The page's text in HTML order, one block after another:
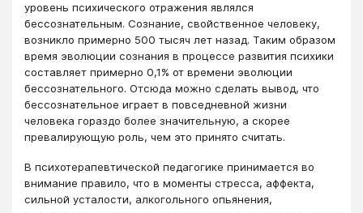
уровень психического отражения являлся
бессознательным. Сознание, свойственное человеку,
возникло примерно 500 тысяч лет назад. Таким образом
время эволюции сознания в процессе развития психики
составляет примерно 0,1% от времени эволюции
бессознательного. Отсюда можно сделать вывод, что
бессознательное играет в повседневной жизни
человека гораздо более значительную, а скорее
превалирующую роль, чем это принято считать.
В психотерапевтической педагогике принимается во
внимание правило, что в моменты стресса, аффекта,
сильной усталости, алкогольного опьянения,